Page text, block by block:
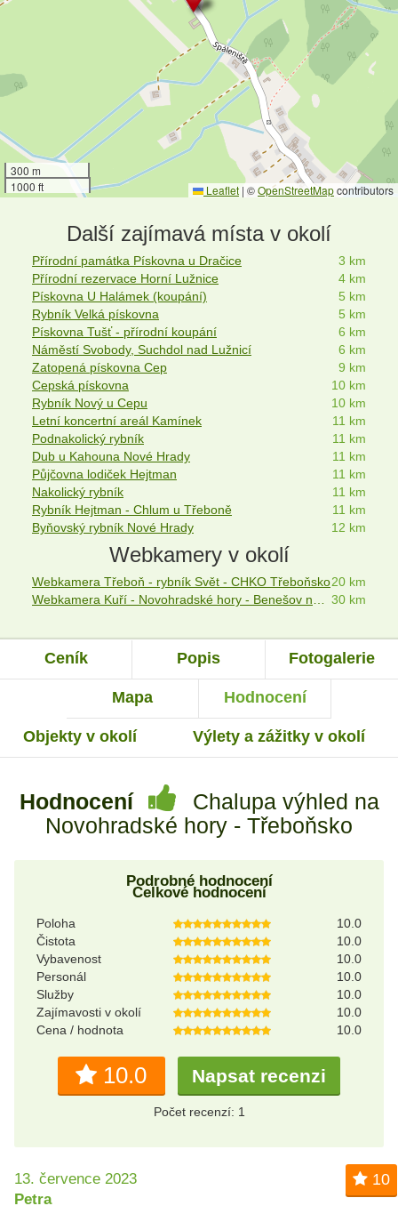
300 m
1000 ft
Leaflet | ©OpenStreetMapcontributors
Další zajímavá místa v okolí
Přírodní památka Pískovna u Dračice
3 km
Přírodní rezervace Horní Lužnice
4 km
Pískovna U Halámek (koupání)
5 km
Rybník Velká pískovna
5 km
Pískovna Tušť - přírodní koupání
6 km
Náměstí Svobody, Suchdol nad Lužnicí
6 km
Zatopená pískovna Cep
9 km
Cepská pískovna
10 km
Rybník Nový u Cepu
10 km
Letní koncertní areál Kamínek
11 km
Podnakolický rybník
11 km
Dub u Kahouna Nové Hrady
11 km
Půjčovna lodiček Hejtman
11 km
Nakolický rybník
11 km
Rybník Hejtman - Chlum u Třeboně
11 km
Byňovský rybník Nové Hrady
12 km
Webkamery v okolí
Webkamera Třeboň - rybník Svět - CHKO Třeboňsko20 km
30 km
Ceník Popis Fotogalerie
Mapa Hodnocení
Objekty v okolí Výlety a zážitky v okolí
Hodnocení
Chalupa výhled na
Novohradské hory - Třeboňsko
Podrobné hodnocení
Celkové hodnocení
Poloha
10.0
Čistota
10.0
Vybavenost
10.0
Personál
10.0
Služby
10.0
Zajímavosti v okolí
10.0
Cena / hodnota
10.0
10.0 Napsat recenzi
Počet recenzí: 1
13. července 2023
Petra
10